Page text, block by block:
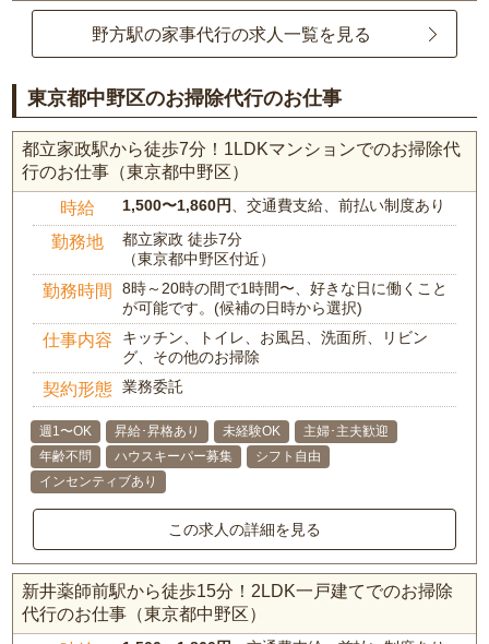
野方駅の家事代行の求人一覧を見る
東京都中野区のお掃除代行のお仕事
都立家政駅から徒歩7分！1LDKマンションでのお掃除代
行のお仕事（東京都中野区）
時給 1,500〜1,860円 、交通費支給、前払い制度あり
勤務地
都立家政 徒歩7分
（東京都中野区付近）
勤務時間
8時～20時の間で1時間〜、好きな日に働くこと
が可能です。(候補の日時から選択)
仕事内容
キッチン、トイレ、お風呂、洗面所、リビン
グ、その他のお掃除
契約形態 業務委託
週1〜OK 昇給･昇格あり 未経験OK
主婦･主夫歓迎
年齢不問
ハウスキーパー募集
シフト自由
インセンティブあり
この求人の詳細を見る
新井薬師前駅から徒歩15分！2LDK一戸建てでのお掃除
代行のお仕事（東京都中野区）